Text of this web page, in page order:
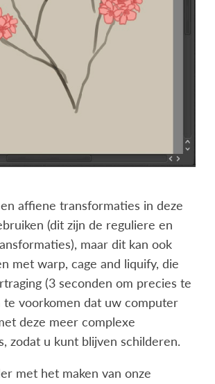
affiene transformaties in deze
(dit zijn de reguliere en
maar dit kan ook
met warp, cage and liquify, die
(3 seconden om precies te
te voorkomen dat uw computer
deze meer complexe
zodat u kunt blijven schilderen.
met het maken van onze